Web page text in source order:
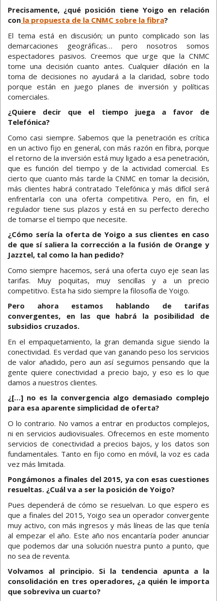
Precisamente, ¿qué posición tiene Yoigo en relación
con la propuesta de la CNMC sobre la fibra?
El tema está en discusión; un punto complicado son las
demarcaciones geográficas… pero nosotros somos
espectadores pasivos. Creemos que urge que la CNMC
tome una decisión cuanto antes. Cualquier dilación en la
toma de decisiones no ayudará a la claridad, sobre todo
porque están en juego planes de inversión y políticas
comerciales.
¿Quiere decir que el tiempo juega a favor de
Telefónica?
Como casi siempre. Sabemos que la penetración es crítica
en un activo fijo en general, con más razón en fibra, porque
el retorno de la inversión está muy ligado a esa penetración,
que es función del tiempo y de la actividad comercial. Es
cierto que cuanto más tarde la CNMC en tomar la decisión,
más clientes habrá contratado Telefónica y más difícil será
enfrentarla con una oferta competitiva. Pero, en fin, el
regulador tiene sus plazos y está en su perfecto derecho
de tomarse el tiempo que necesite.
¿Cómo sería la oferta de Yoigo a sus clientes en caso
de que sí saliera la corrección a la fusión de Orange y
Jazztel, tal como la han pedido?
Como siempre hacemos, será una oferta cuyo eje sean las
tarifas. Muy poquitas, muy sencillas y a un precio
competitivo. Esta ha sido siempre la filosofía de Yoigo.
Pero ahora estamos hablando de tarifas
convergentes, en las que habrá la posibilidad de
subsidios cruzados.
En el empaquetamiento, la gran demanda sigue siendo la
conectividad. Es verdad que van ganando peso los servicios
de valor añadido, pero aun así seguimos pensando que la
gente quiere conectividad a precio bajo, y eso es lo que
damos a nuestros clientes.
¿[…] no es la convergencia algo demasiado complejo
para esa aparente simplicidad de oferta?
O lo contrario. No vamos a entrar en productos complejos,
ni en servicios audiovisuales. Ofrecemos en este momento
servicios de conectividad a precios bajos, y los datos son
fundamentales. Tanto en fijo como en móvil, la voz es cada
vez más limitada.
Pongámonos a finales del 2015, ya con esas cuestiones
resueltas. ¿Cuál va a ser la posición de Yoigo?
Pues dependerá de cómo se resuelvan. Lo que espero es
que a finales del 2015, Yoigo sea un operador convergente
muy activo, con más ingresos y más líneas de las que tenía
al empezar el año. Este año nos encantaría poder anunciar
que podemos dar una solución nuestra punto a punto, que
no sea de reventa.
Volvamos al principio. Si la tendencia apunta a la
consolidación en tres operadores, ¿a quién le importa
que sobreviva un cuarto?